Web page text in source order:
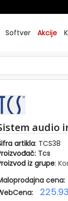
Softver Akcije
audio
artikla: TCS38
Tcs
iz grupe:
cena: